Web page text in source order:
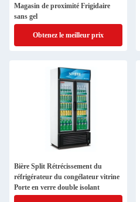
Magasin de proximité Frigidaire
sans gel
Obtenez le meilleur prix
Bière Split Rétrécissement du
réfrigérateur du congélateur vitrine
Porte en verre double isolant